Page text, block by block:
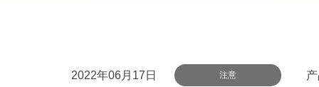
2022年06月17日 注意